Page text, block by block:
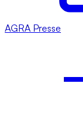
AGRA Presse